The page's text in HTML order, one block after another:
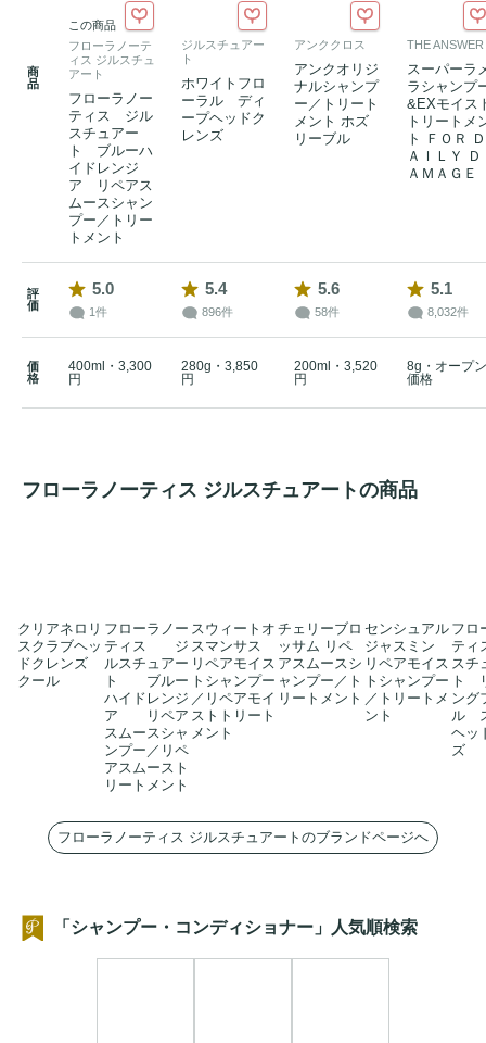
商
品
この商品
フローラノーテ
ィス ジルスチュ
アート
フローラノー
ティス ジル
スチュアー
ト ブルーハ
イドレンジ
ア リペアス
ムースシャン
プー／トリー
トメント
ジルスチュアー
ト
ホワイトフロ
ーラル ディ
ープヘッドク
レンズ
アンククロス
アンクオリジ
ナルシャンプ
ー／トリート
メント ホズ
リーブル
THE ANSWER
スーパーラ
ラシャンプ
&EXモイス
トリートメ
ト ＦＯＲ Ｄ
ＡＩＬＹ Ｄ
ＡＭＡＧＥ
評
価
5.0
1件
5.4
896件
5.6
58件
5.1
8,032件
価
格
400ml・3,300
円
280g・3,850
円
200ml・3,520
円
8g・オープン
価格
フローラノーティス ジルスチュアートの商品
クリアネロリ
スクラブヘッ
ドクレンズ
クール
フローラノー
ティス ジ
ルスチュアー
ト ブルー
ハイドレンジ
ア リペア
スムースシャ
ンプー／リペ
アスムースト
リートメント
スウィートオ
スマンサス
リペアモイス
トシャンプー
／リペアモイ
ストトリート
メント
チェリーブロ
ッサム リペ
アスムースシ
ャンプー／ト
リートメント
センシュアル
ジャスミン
リペアモイス
トシャンプー
／トリートメ
ント
フロ
テ
スチ
ト
ング
ル
ヘッ
ズ
フローラノーティス ジルスチュアートのブランドページへ
「シャンプー・コンディショナー」人気順検索